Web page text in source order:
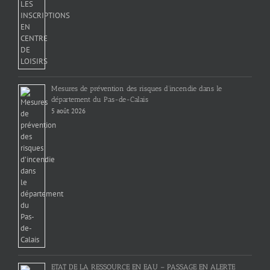
Mesures de prévention des risques d’incendie dans le
département du Pas-de-Calais
5 août 2026
ETAT DE LA RESSOURCE EN EAU – PASSAGE EN ALERTE